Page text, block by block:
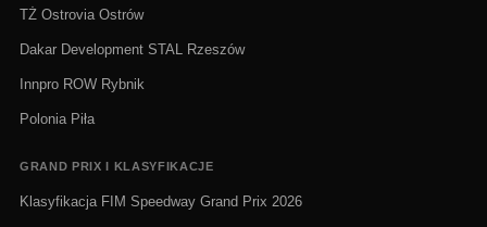
TŻ Ostrovia Ostrów
Dakar Development STAL Rzeszów
Innpro ROW Rybnik
Polonia Piła
GRAND PRIX I KLASYFIKACJE
Klasyfikacja FIM Speedway Grand Prix 2026